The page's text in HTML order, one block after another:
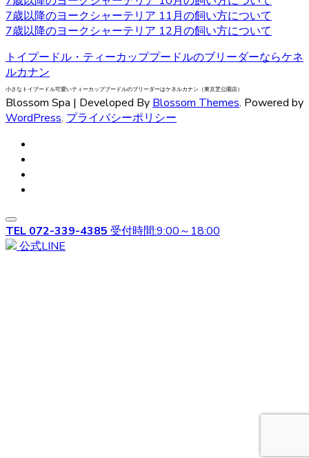
られ、カットの仕方によって雰囲気が違ってきます。被毛
を伸ばし続ける場合はラッピングという、長い被毛をひと
も人気の一つです。被毛を伸ばし続ける場合はラッピング
を行い、長い被毛をひとまとめにくくる必要があります。
ヨークシャーテリアの購入をお考えの際は、是非当店にご
相談下さい。
ベベドールはヨークシャテリア専門のブリーダーです。飼
い主様へお引き渡す前から、しっかり育成としつけを行っ
ております。アフターフォローもお任せください！安心し
だきます。ヨークシャテリアのご購入を検討されている方
は、ウェブサイトの写真だけでは伝わらない、ワンちゃん
の可愛さを是非見て頂きたいです。見学ご希望の際は、お
されています。飼い主さんへ、飼い方やしつけ方などもし
7歳以降のヨークシャーテリア 11月の飼い方について
7歳以降のヨークシャーテリア 12月の飼い方について
トイプードル・ティーカッププードルのブリーダーならケネ
ルカナン
小さなトイプードル可愛いティーカッププードルのブリーダーはケネルカナン（東京芝公園店）
Blossom Spa | Developed By Blossom Themes. Powered by
WordPress. プライバシーポリシー
TEL 072-339-4385 受付時間:9:00～18:00
公式LINE